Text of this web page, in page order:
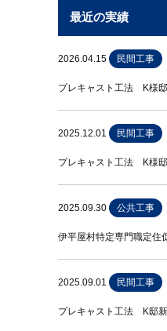
最近の実績
2026.04.15 民間工事
プレキャスト工法 K様
2025.12.01 民間工事
プレキャスト工法 K様
2025.09.30 公共工事
伊平屋村特定専門職定住
2025.09.01 民間工事
プレキャスト工法 K邸